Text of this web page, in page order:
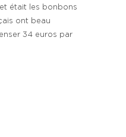
était les bonbons
ont beau
34 euros par